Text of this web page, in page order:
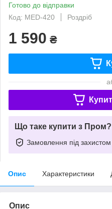
Готово до відправки
Код: MED-420
Роздріб
1 590 ₴
Що таке купити з Пром?
Замовлення під захистом
Опис Характеристики
Опис